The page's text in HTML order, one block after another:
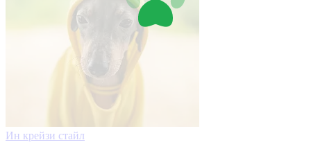
Ин крейзи стайл